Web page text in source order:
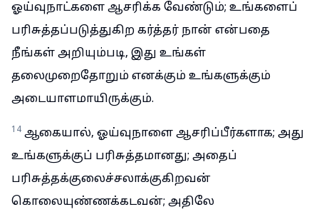
ஓய்வுநாட்களை ஆசரிக்க வேண்டும்; உங்களைப்
பரிசுத்தப்படுத்துகிற கர்த்தர் நான் என்பதை
நீங்கள் அறியும்படி, இது உங்கள்
தலைமுறைதோறும் எனக்கும் உங்களுக்கும்
அடையாளமாயிருக்கும்.
14 ஆகையால், ஓய்வுநாளை ஆசரிப்பீர்களாக; அது
உங்களுக்குப் பரிசுத்தமானது; அதைப்
பரிசுத்தக்குலைச்சலாக்குகிறவன்
கொலையுண்ணக்கடவன்; அதிலே